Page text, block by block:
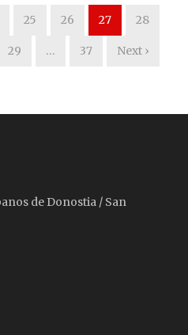
25 26 27 28
29 … 37 Next ›
de Donostia / San